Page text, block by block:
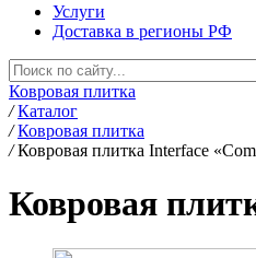
Услуги
Доставка в регионы РФ
Ковровая плитка
/ Каталог
/ Ковровая плитка
/ Ковровая плитка Interface
Ковровая